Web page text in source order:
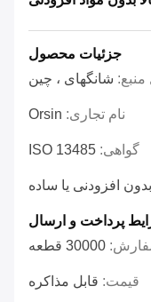
جزئیات محصول
شانگهای ، چین
نام تجاری: Orsin
گواهی: ISO 13485
بدون افزودنی یا ساده
پرداخت و ارسال
30000 قطعه
قیمت: قابل مذاکره